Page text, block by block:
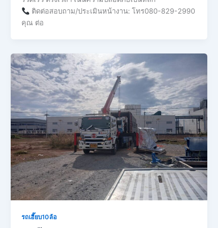
ติดต่อสอบถาม/ประเมินหน้างาน: โทร080-829-2990
คุณ ต่อ
รถเฮี๊ยบ10ล้อ